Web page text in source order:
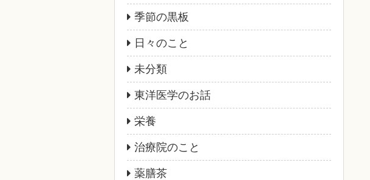
季節の黒板
日々のこと
未分類
東洋医学のお話
栄養
治療院のこと
薬膳茶